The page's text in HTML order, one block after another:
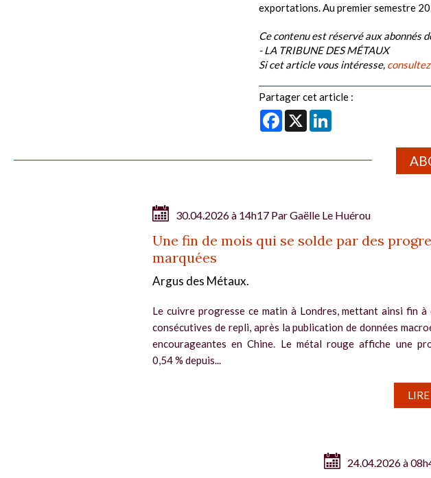
exportations. Au premier semestre
Ce contenu est réservé aux abonnés
- LA TRIBUNE DES MÉTAUX
Si cet article vous intéresse,
Partager cet article :
Facebook
X
30.04.2026 à 14h17 ParGaëlle Le Huérou
Une fin de mois qui se solde par des
marquées
Argus des Métaux.
Le cuivre progresse ce matin à Londres, mettant ainsi fin à
consécutives de repli, après la publication de données
encourageantes en Chine. Le métal rouge affiche une
0,54 % depuis...
24.04.2026 à